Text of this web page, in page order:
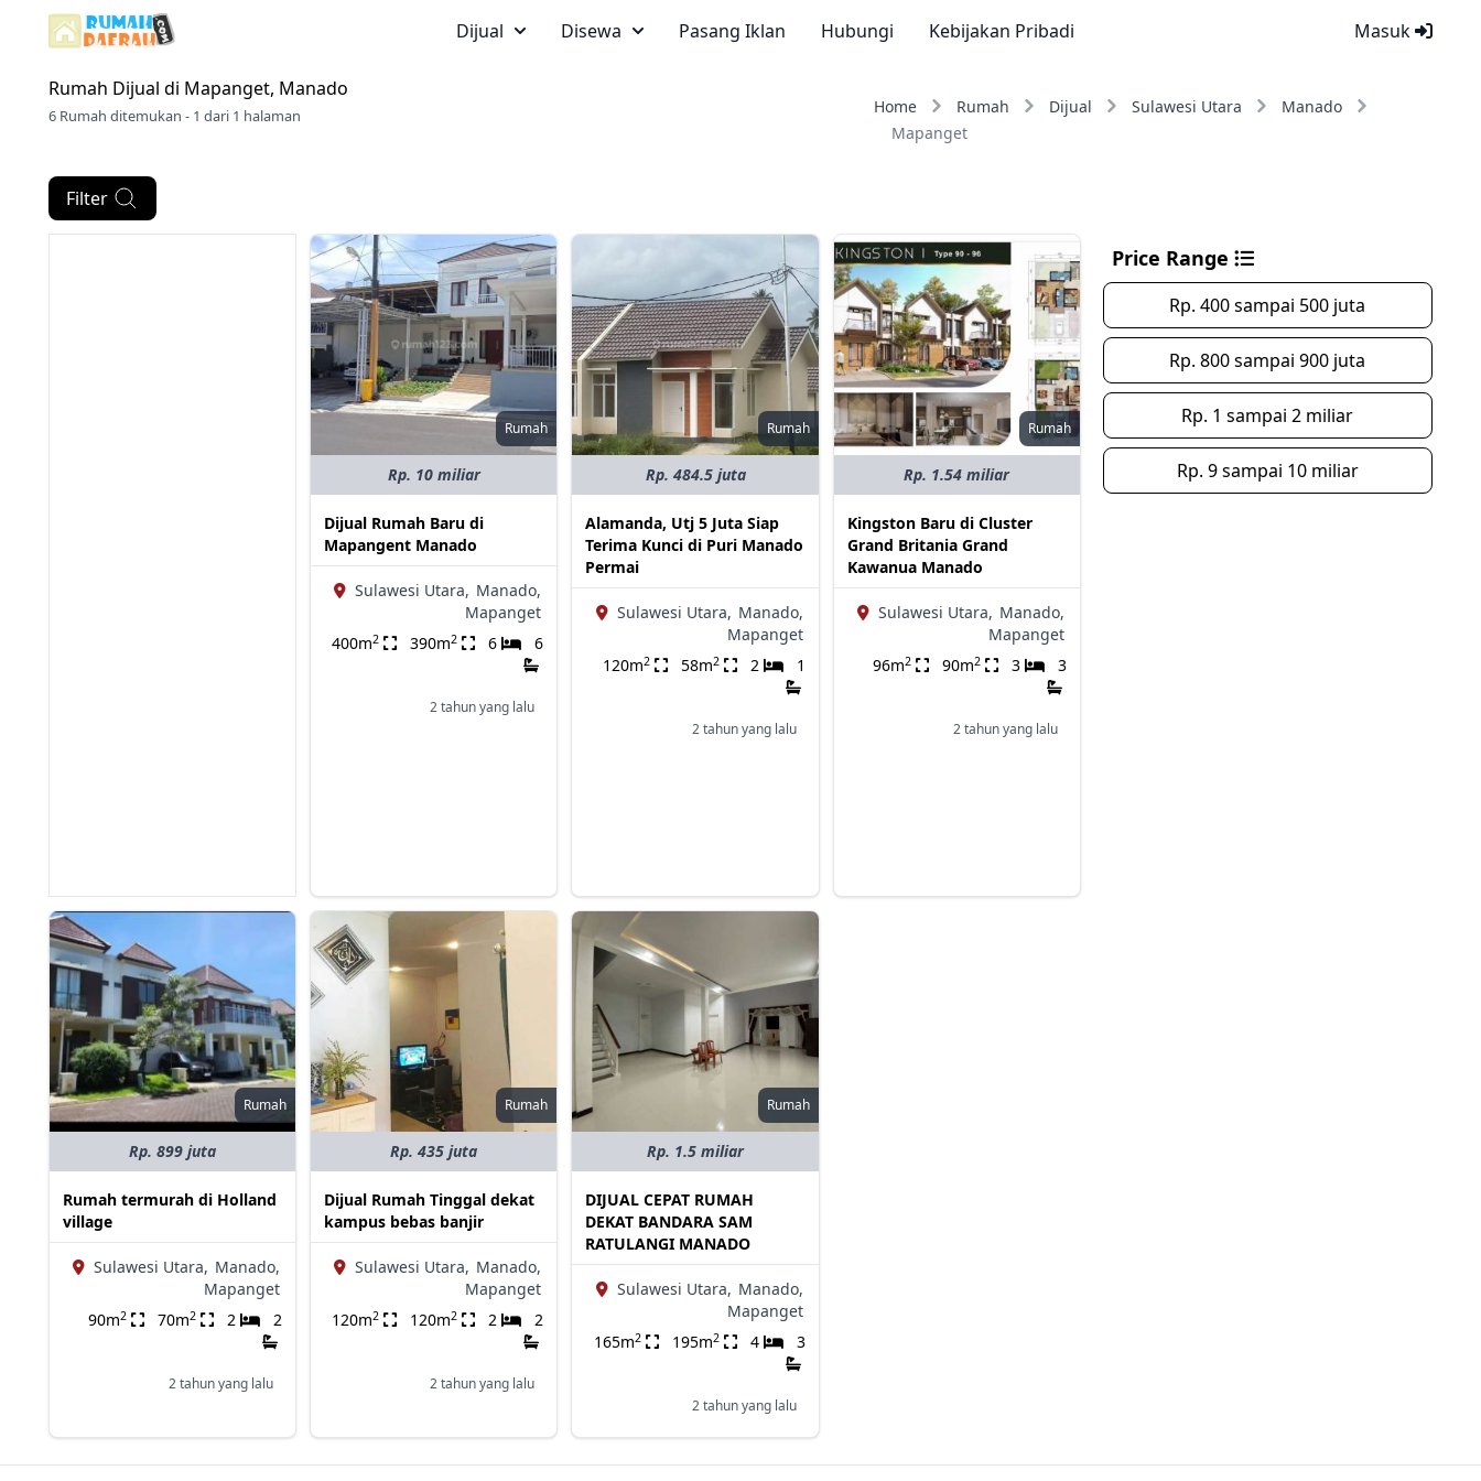
Masuk
Dijual Disewa Pasang Iklan Hubungi Kebijakan Pribadi
Rumah Dijual di Mapanget, Manado
6 Rumah ditemukan - 1 dari 1 halaman Home Rumah Dijual Sulawesi Utara
Manado
Mapanget
Filter
Rumah
Rp. 10 miliar
Dijual Rumah Baru di
Mapangent Manado
Sulawesi Utara, Manado,
Mapanget
400m2 390m2 6 6
2 tahun yang lalu
Rumah
Rp. 484.5 juta
Alamanda, Utj 5 Juta Siap
Terima Kunci di Puri Manado
Permai
Sulawesi Utara, Manado,
Mapanget
120m2 58m2 2 1
2 tahun yang lalu
Rumah
Rp. 1.54 miliar
Kingston Baru di Cluster
Grand Britania Grand
Kawanua Manado
Sulawesi Utara, Manado,
Mapanget
96m2 90m2 3 3
2 tahun yang lalu
Rumah
Rp. 899 juta
Rumah termurah di Holland
village
Sulawesi Utara, Manado,
Mapanget
90m2 70m2 2 2
2 tahun yang lalu
Rumah
Rp. 435 juta
Dijual Rumah Tinggal dekat
kampus bebas banjir
Sulawesi Utara, Manado,
Mapanget
120m2 120m2 2 2
2 tahun yang lalu
Rumah
Rp. 1.5 miliar
DIJUAL CEPAT RUMAH
DEKAT BANDARA SAM
RATULANGI MANADO
Sulawesi Utara, Manado,
Mapanget
165m2 195m2 4 3
2 tahun yang lalu
Price Range
Rp. 400 sampai 500 juta
Rp. 800 sampai 900 juta
Rp. 1 sampai 2 miliar
Rp. 9 sampai 10 miliar